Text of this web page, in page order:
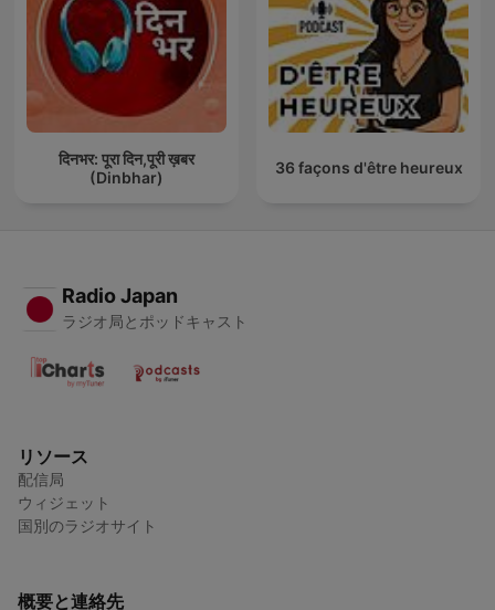
दिनभर: पूरा दिन,पूरी ख़बर
(Dinbhar)
36 façons d'être heureux
Radio Japan
ラジオ局とポッドキャスト
リソース
配信局
ウィジェット
国別のラジオサイト
概要と連絡先